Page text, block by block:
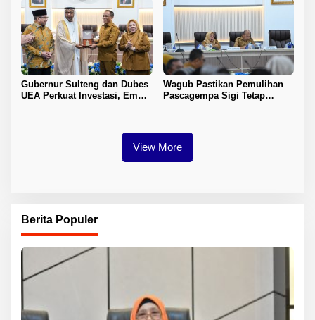
Gubernur Sulteng dan Dubes
UEA Perkuat Investasi, Empat
Wagub Pastikan Pemulihan
Pascagempa Sigi Tetap
View More
Berita Populer